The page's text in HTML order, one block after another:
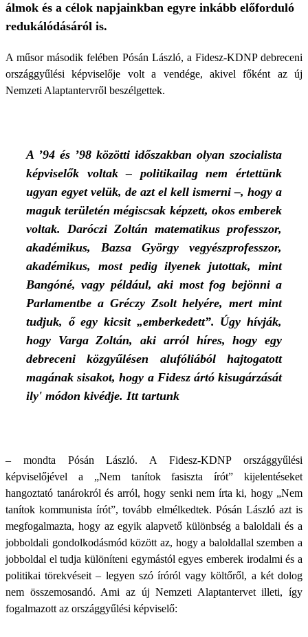
álmok és a célok napjainkban egyre inkább előforduló
redukálódásáról is.
A műsor második felében Pósán László, a Fidesz-KDNP debreceni
országgyűlési képviselője volt a vendége, akivel főként az új
Nemzeti Alaptantervről beszélgettek.
A ’94 és ’98 közötti időszakban olyan szocialista
képviselők voltak – politikailag nem értettünk
ugyan egyet velük, de azt el kell ismerni –, hogy a
maguk területén mégiscsak képzett, okos emberek
voltak. Daróczi Zoltán matematikus professzor,
akadémikus, Bazsa György vegyészprofesszor,
akadémikus, most pedig ilyenek jutottak, mint
Bangóné, vagy például, aki most fog bejönni a
Parlamentbe a Gréczy Zsolt helyére, mert mint
tudjuk, ő egy kicsit „emberkedett”. Úgy hívják,
hogy Varga Zoltán, aki arról híres, hogy egy
debreceni közgyűlésen alufóliából hajtogatott
magának sisakot, hogy a Fidesz ártó kisugárzását
ily' módon kivédje. Itt tartunk
– mondta Pósán László. A Fidesz-KDNP országgyűlési
képviselőjével a „Nem tanítok fasiszta írót” kijelentéseket
hangoztató tanárokról és arról, hogy senki nem írta ki, hogy „Nem
tanítok kommunista írót”, tovább elmélkedtek. Pósán László azt is
megfogalmazta, hogy az egyik alapvető különbség a baloldali és a
jobboldali gondolkodásmód között az, hogy a baloldallal szemben a
jobboldal el tudja különíteni egymástól egyes emberek irodalmi és a
politikai törekvéseit – legyen szó íróról vagy költőről, a két dolog
nem összemosandó. Ami az új Nemzeti Alaptantervet illeti, így
fogalmazott az országgyűlési képviselő: